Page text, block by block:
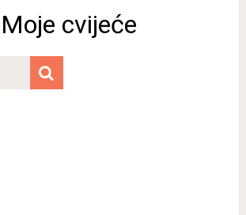
Moje cvijeće